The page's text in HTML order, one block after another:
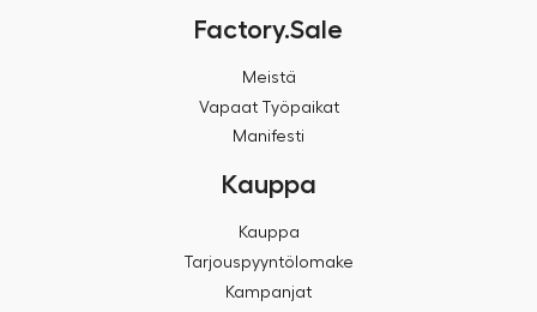
Factory.Sale
Meistä
Vapaat Työpaikat
Manifesti
Kauppa
Kauppa
Tarjouspyyntölomake
Kampanjat